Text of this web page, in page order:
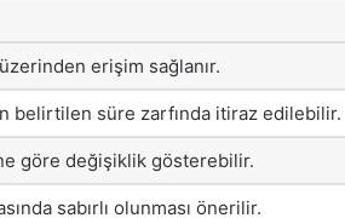
erişim sağlanır.
belirtilen süre zarfında itiraz edilebilir.
göre değişiklik gösterebilir.
sabırlı olunması önerilir.